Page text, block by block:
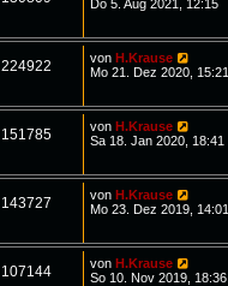
Do 5. Aug 2021, 12:15
224922 vonH.Krause
Mo 21. Dez 2020, 15:21
151785 vonH.Krause
Sa 18. Jan 2020, 18:41
143727 vonH.Krause
Mo 23. Dez 2019, 14:01
107144 vonH.Krause
So 10. Nov 2019, 18:36